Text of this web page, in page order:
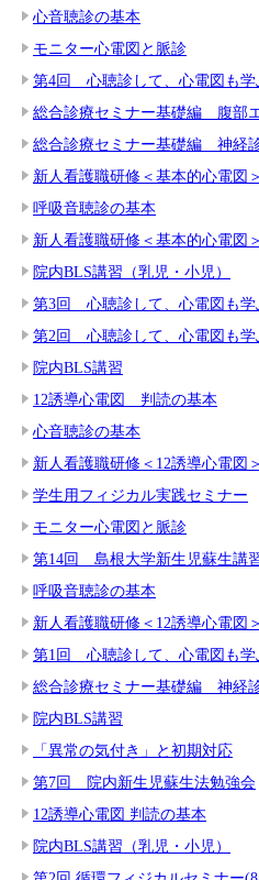
心音聴診の基本
モニター心電図と脈診
第4回 心聴診して、心電図も学
総合診療セミナー基礎編 腹部
総合診療セミナー基礎編 神経
新人看護職研修＜基本的心電図＞
呼吸音聴診の基本
新人看護職研修＜基本的心電図＞
院内BLS講習（乳児・小児）
第3回 心聴診して、心電図も学
第2回 心聴診して、心電図も学
院内BLS講習
12誘導心電図 判読の基本
心音聴診の基本
新人看護職研修＜12誘導心電図＞
学生用フィジカル実践セミナー
モニター心電図と脈診
第14回 島根大学新生児蘇生講
呼吸音聴診の基本
新人看護職研修＜12誘導心電図＞
第1回 心聴診して、心電図も学
総合診療セミナー基礎編 神経
院内BLS講習
「異常の気付き」と初期対応
第7回 院内新生児蘇生法勉強会
12誘導心電図 判読の基本
院内BLS講習（乳児・小児）